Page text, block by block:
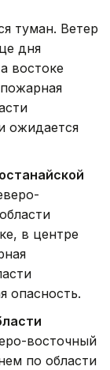
туман. Ветер
дня
востоке
ожидается
в центре
опасность.
восточный
по области